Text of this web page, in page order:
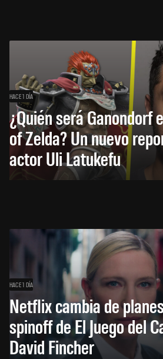
HACE 1 DÍA
¿Quién será Ganondorf
of Zelda? Un nuevo
actor Uli Latukefu
HACE 1 DÍA
Netflix cambia de
spinoff de El Juego del
David Fincher